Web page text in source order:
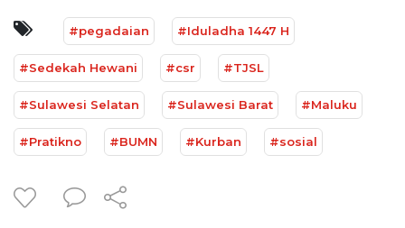
#pegadaian #Iduladha 1447 H
#Sedekah Hewani #csr #TJSL
#Sulawesi Selatan #Sulawesi Barat #Maluku
#Pratikno #BUMN #Kurban #sosial